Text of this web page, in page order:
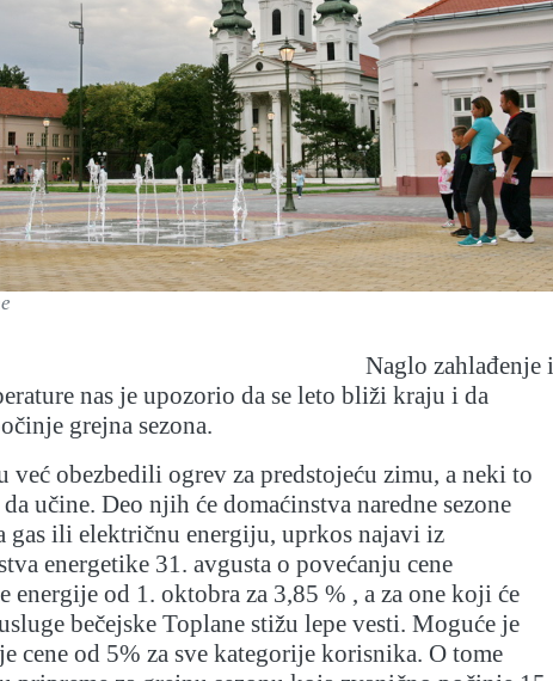
Naglo zahlađenje i
nas je upozorio da se leto bliži kraju i da
grejna sezona.
već obezbedili ogrev za predstojeću zimu, a neki to
učine. Deo njih će domaćinstva naredne sezone
gas ili električnu energiju, uprkos najavi iz
energetike 31. avgusta o povećanju cene
energije od 1. oktobra za 3,85 % , a za one koji će
bečejske Toplane stižu lepe vesti. Moguće je
cene od 5% za sve kategorije korisnika. O tome